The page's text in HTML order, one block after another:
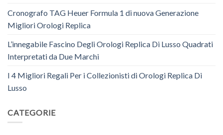
Cronografo TAG Heuer Formula 1 di nuova Generazione
Migliori Orologi Replica
L’innegabile Fascino Degli Orologi Replica Di Lusso Quadrati
Interpretati da Due Marchi
I 4 Migliori Regali Per i Collezionisti di Orologi Replica Di
Lusso
CATEGORIE